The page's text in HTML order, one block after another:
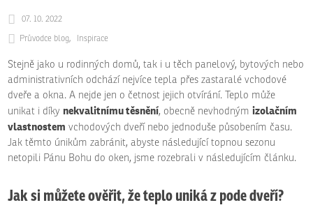
07. 10. 2022
Průvodce blog
Inspirace
Stejně jako u rodinných domů, tak i u těch panelový, bytových nebo
administrativních odchází nejvíce tepla přes zastaralé vchodové
dveře a okna. A nejde jen o četnost jejich otvírání. Teplo může
unikat i díky nekvalitnímu těsnění, obecně nevhodnýmizolačním
vlastnostem vchodových dveří nebo jednoduše působením času.
Jak těmto únikům zabránit, abyste následující topnou sezonu
netopili Pánu Bohu do oken, jsme rozebrali v následujícím článku.
Jak si můžete ověřit, že teplo uniká z pode dveří?